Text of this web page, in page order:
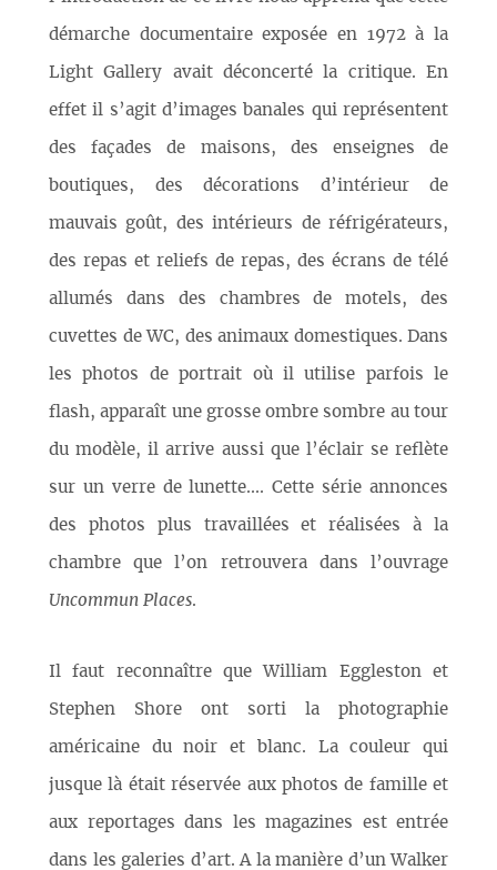
démarche documentaire exposée en 1972 à la
Light Gallery avait déconcerté la critique. En
effet il s’agit d’images banales qui représentent
des façades de maisons, des enseignes de
boutiques, des décorations d’intérieur de
mauvais goût, des intérieurs de réfrigérateurs,
des repas et reliefs de repas, des écrans de télé
allumés dans des chambres de motels, des
cuvettes de WC, des animaux domestiques. Dans
les photos de portrait où il utilise parfois le
flash, apparaît une grosse ombre sombre au tour
du modèle, il arrive aussi que l’éclair se reflète
sur un verre de lunette.... Cette série annonces
des photos plus travaillées et réalisées à la
chambre que l’on retrouvera dans l’ouvrage
Uncommun Places.
Il faut reconnaître que William Eggleston et
Stephen Shore ont sorti la photographie
américaine du noir et blanc. La couleur qui
jusque là était réservée aux photos de famille et
aux reportages dans les magazines est entrée
dans les galeries d’art. A la manière d’un Walker